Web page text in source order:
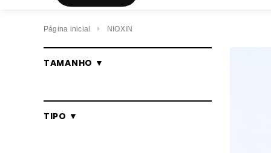
Página inicial NIOXIN
TAMANHO ▼
TIPO ▼